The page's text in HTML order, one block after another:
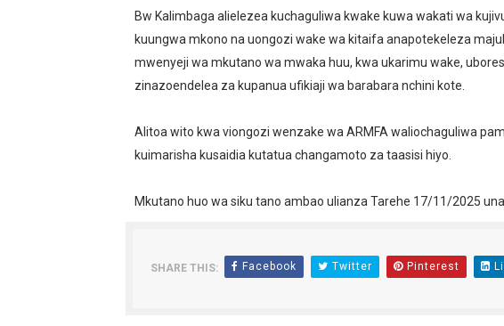
Bw Kalimbaga alielezea kuchaguliwa kwake kuwa wakati wa
kuungwa mkono na uongozi wake wa kitaifa anapotekeleza
mwenyeji wa mkutano wa mwaka huu, kwa ukarimu wake,
zinazoendelea za kupanua ufikiaji wa barabara nchini kote.
Alitoa wito kwa viongozi wenzake wa ARMFA waliochaguliwa
kuimarisha kusaidia kutatua changamoto za taasisi hiyo.
Mkutano huo wa siku tano ambao ulianza Tarehe 17/11/2025
SHARE THIS: Facebook Twitter Pinterest